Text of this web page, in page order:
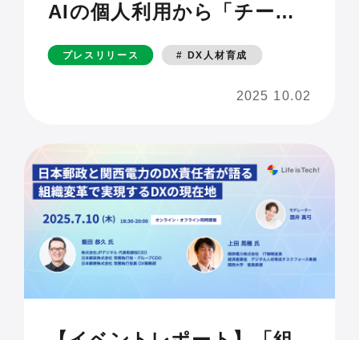
AIの個人利用から「チーム
での業務改革」へ〜来るAI
得〜
プレスリリース # DX人材育成
2025 10.02